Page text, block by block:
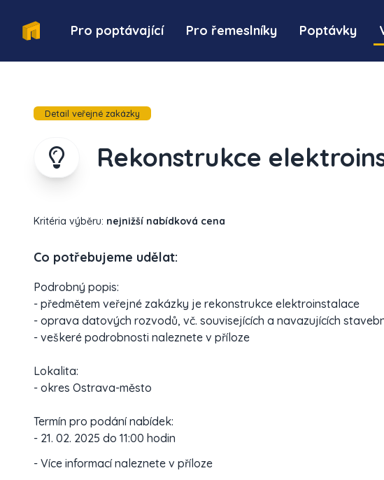
Pro poptávající Pro řemeslníky Poptávky
Detail veřejné zakázky
Rekonstrukce
Kritéria výběru: nejnižší nabídková cena
Co potřebujeme udělat:
Podrobný popis:
- předmětem veřejné zakázky je rekonstrukce elektroinstalace
- oprava datových rozvodů, vč. souvisejících a navazujících
- veškeré podrobnosti naleznete v příloze
Lokalita:
- okres Ostrava-město
Termín pro podání nabídek:
- 21. 02. 2025 do 11:00 hodin
- Více informací naleznete v příloze